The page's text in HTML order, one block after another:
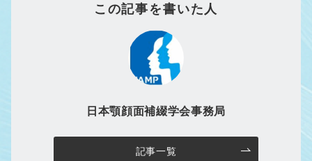
この記事を書いた人
日本顎顔面補綴学会事務局
記事一覧